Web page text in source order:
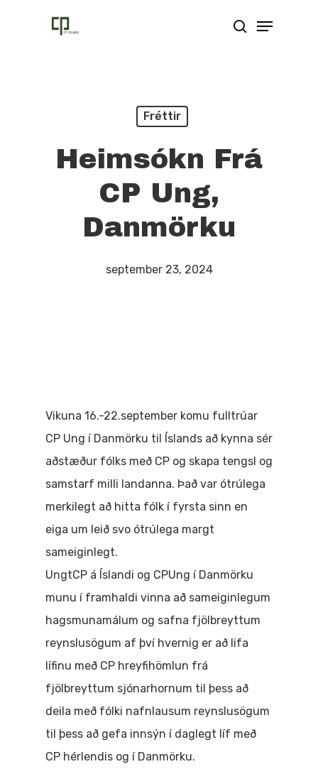
search
Menu
Fréttir
Heimsókn Frá
CP Ung,
Danmörku
september 23, 2024
Vikuna 16.-22.september komu fulltrúar
CP Ung í Danmörku til Íslands að kynna sér
aðstæður fólks með CP og skapa tengsl og
samstarf milli landanna. Það var ótrúlega
merkilegt að hitta fólk í fyrsta sinn en
eiga um leið svo ótrúlega margt
sameiginlegt.
UngtCP á Íslandi og CPUng í Danmörku
munu í framhaldi vinna að sameiginlegum
hagsmunamálum og safna fjölbreyttum
reynslusögum af því hvernig er að lifa
lífinu með CP hreyfihömlun frá
fjölbreyttum sjónarhornum til þess að
deila með fólki nafnlausum reynslusögum
til þess að gefa innsýn í daglegt líf með
CP hérlendis og í Danmörku.